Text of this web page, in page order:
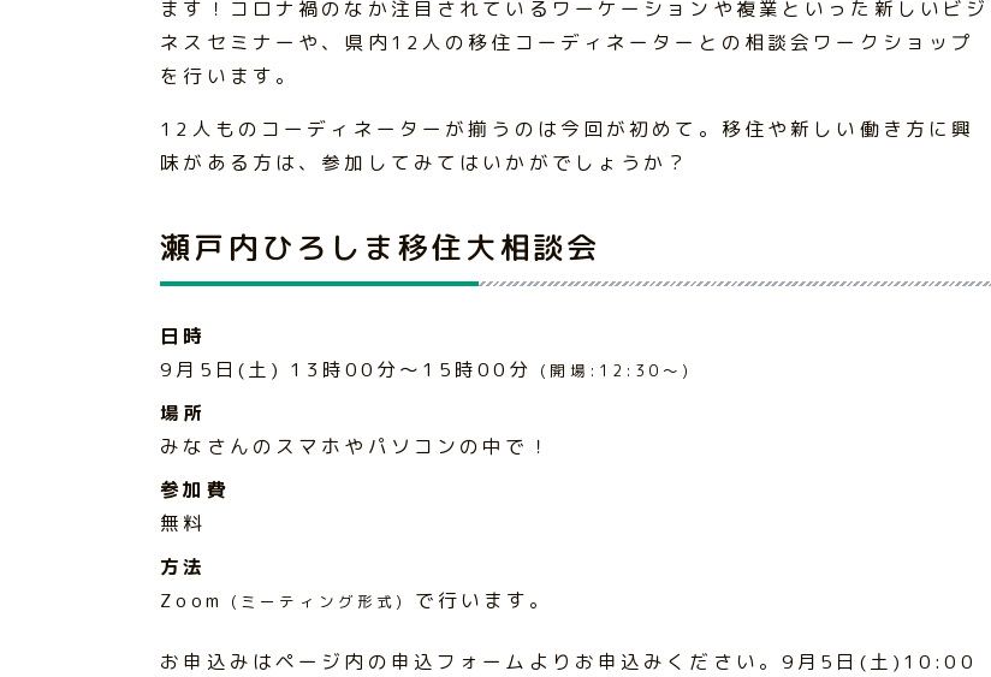
ます！コロナ禍のなか注目されているワーケーションや複業といった新しいビジ
ネスセミナーや、県内12人の移住コーディネーターとの相談会ワークショップ
を行います。
12人ものコーディネーターが揃うのは今回が初めて。移住や新しい働き方に興
味がある方は、参加してみてはいかがでしょうか？
瀬戸内ひろしま移住大相談会
日時
9月5日(土) 13時00分～15時00分
(開場:12:30～)
場所
みなさんのスマホやパソコンの中で！
参加費
無料
方法
Zoom
(ミーティング形式) で行います。
お申込みはページ内の申込フォームよりお申込みください。9月5日(土)10:00